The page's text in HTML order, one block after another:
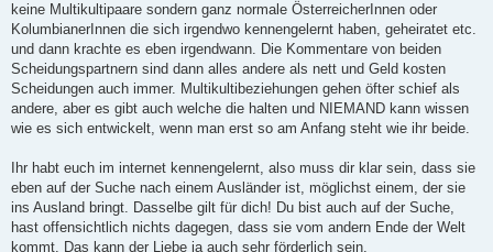
keine Multikultipaare sondern ganz normale ÖsterreicherInnen oder
KolumbianerInnen die sich irgendwo kennengelernt haben, geheiratet etc.
und dann krachte es eben irgendwann. Die Kommentare von beiden
Scheidungspartnern sind dann alles andere als nett und Geld kosten
Scheidungen auch immer. Multikultibeziehungen gehen öfter schief als
andere, aber es gibt auch welche die halten und NIEMAND kann wissen
wie es sich entwickelt, wenn man erst so am Anfang steht wie ihr beide.
Ihr habt euch im internet kennengelernt, also muss dir klar sein, dass sie
eben auf der Suche nach einem Ausländer ist, möglichst einem, der sie
ins Ausland bringt. Dasselbe gilt für dich! Du bist auch auf der Suche,
hast offensichtlich nichts dagegen, dass sie vom andern Ende der Welt
kommt. Das kann der Liebe ja auch sehr förderlich sein.